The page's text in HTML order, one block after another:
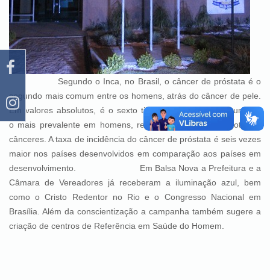
Segundo o Inca, no Brasil, o câncer de próstata é o
segundo mais comum entre os homens, atrás do câncer de pele.
Em valores absolutos, é o sexto tipo mais comum no mundo e
omais prevalente em homens, representando 10% do tota l de
cânceres. A taxa de incidência do câncer de próstata é seis vezes
maior nos países desenvolvidos em comparação aos países em
desenvolvimento.
Em Balsa Nova a Prefeitura e a
Câmara de Vereadores já receberam a iluminação azul, bem
como o Cristo Redentor no Rio e o Congresso Nacional em
Brasília. Além da conscientização a campanha também sugere a
criação de centros de Referência em Saúde do Homem.